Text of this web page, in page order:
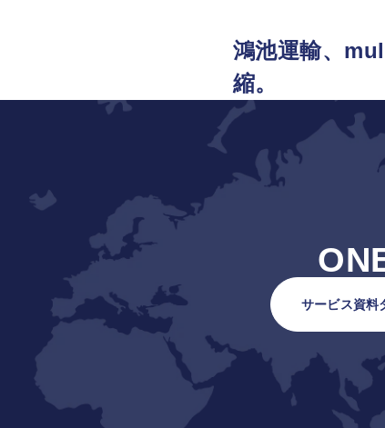
鴻池運輸、
縮。
サービス資料